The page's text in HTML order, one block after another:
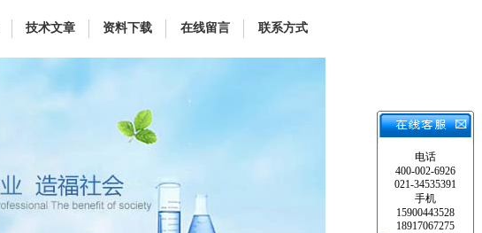
技术文章 资料下载 在线留言 联系方式
电话
400-002-6926
021-34535391
手机
15900443528
18917067275